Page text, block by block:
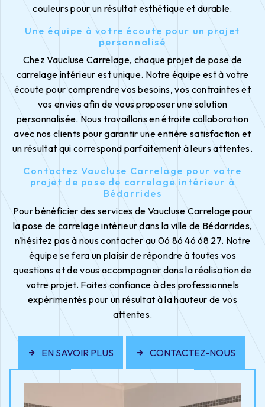
couleurs pour un résultat esthétique et durable.
Une équipe à votre écoute pour un projet
personnalisé
Chez Vaucluse Carrelage, chaque projet de pose de
carrelage intérieur est unique. Notre équipe est à votre
écoute pour comprendre vos besoins, vos contraintes et
vos envies afin de vous proposer une solution
personnalisée. Nous travaillons en étroite collaboration
avec nos clients pour garantir une entière satisfaction et
un résultat qui correspond parfaitement à leurs attentes.
Contactez Vaucluse Carrelage pour votre
projet de pose de carrelage intérieur à
Bédarrides
Pour bénéficier des services de Vaucluse Carrelage pour
la pose de carrelage intérieur dans la ville de Bédarrides,
n'hésitez pas à nous contacter au 06 86 46 68 27. Notre
équipe se fera un plaisir de répondre à toutes vos
questions et de vous accompagner dans la réalisation de
votre projet. Faites confiance à des professionnels
expérimentés pour un résultat à la hauteur de vos
attentes.
EN SAVOIR PLUS CONTACTEZ-NOUS